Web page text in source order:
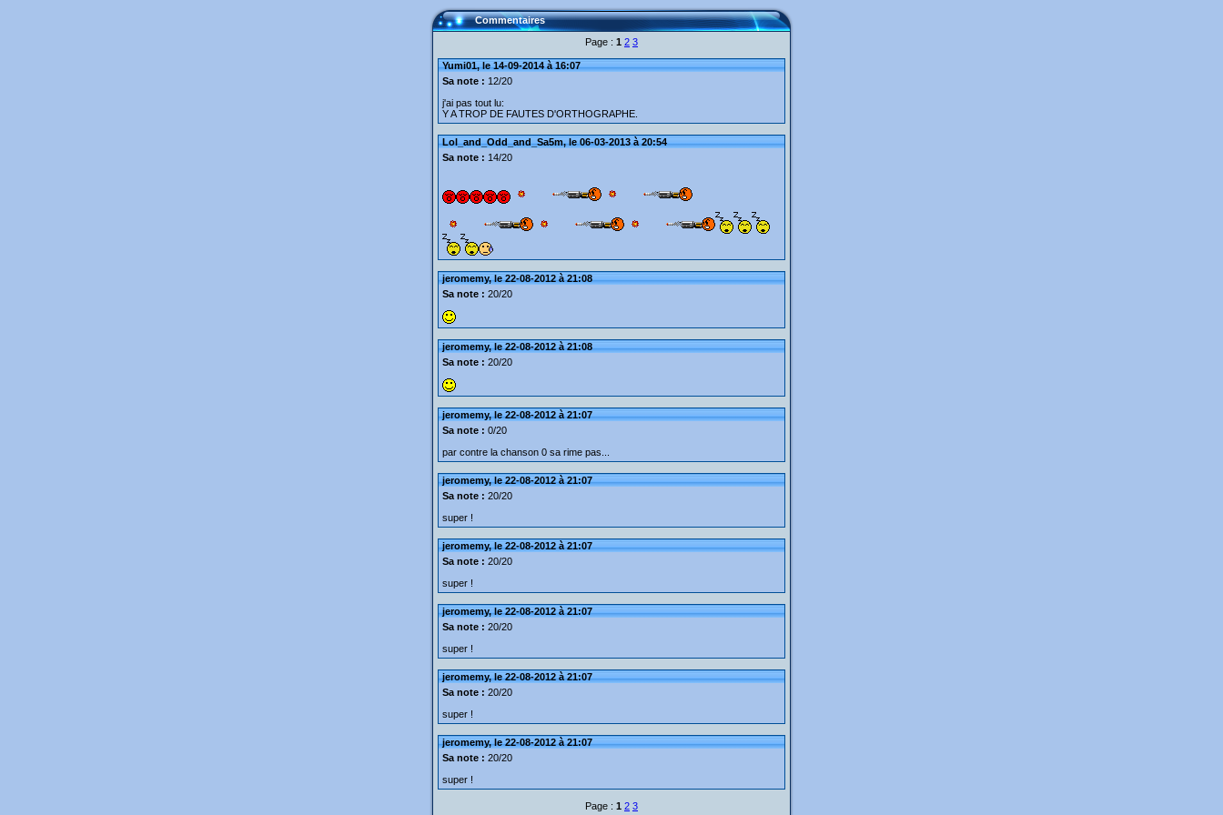
Commentaires
Page : 1 2 3
Yumi01, le 14-09-2014 à 16:07
Sa note : 12/20
j'ai pas tout lu:
Y A TROP DE FAUTES D'ORTHOGRAPHE.
Lol_and_Odd_and_Sa5m, le 06-03-2013 à 20:54
Sa note : 14/20
jeromemy, le 22-08-2012 à 21:08
Sa note : 20/20
jeromemy, le 22-08-2012 à 21:08
Sa note : 20/20
jeromemy, le 22-08-2012 à 21:07
Sa note : 0/20
par contre la chanson 0 sa rime pas...
jeromemy, le 22-08-2012 à 21:07
Sa note : 20/20
super !
jeromemy, le 22-08-2012 à 21:07
Sa note : 20/20
super !
jeromemy, le 22-08-2012 à 21:07
Sa note : 20/20
super !
jeromemy, le 22-08-2012 à 21:07
Sa note : 20/20
super !
jeromemy, le 22-08-2012 à 21:07
Sa note : 20/20
super !
Page : 1 2 3